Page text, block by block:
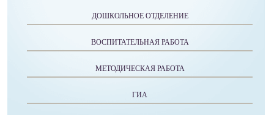
ДОШКОЛЬНОЕ ОТДЕЛЕНИЕ
ВОСПИТАТЕЛЬНАЯ РАБОТА
МЕТОДИЧЕСКАЯ РАБОТА
ГИА